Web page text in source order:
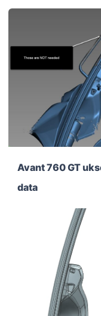
Avant 760 GT
data